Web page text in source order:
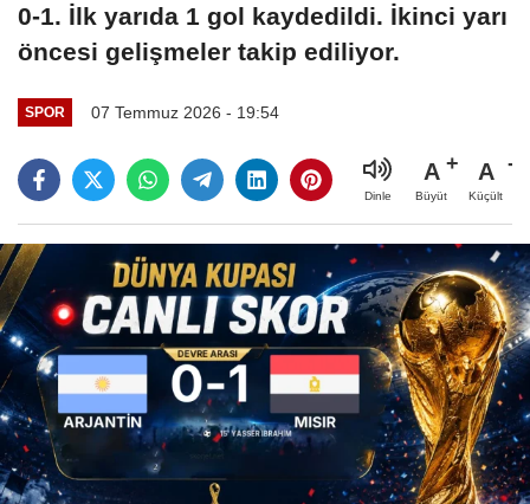
0-1. İlk yarıda 1 gol kaydedildi. İkinci yarı
öncesi gelişmeler takip ediliyor.
SPOR 07 Temmuz 2026 - 19:54
Dinle
A
Büyüt
A
Küçült